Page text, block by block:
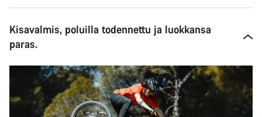
Kisavalmis, poluilla todennettu ja luokkansa
paras.